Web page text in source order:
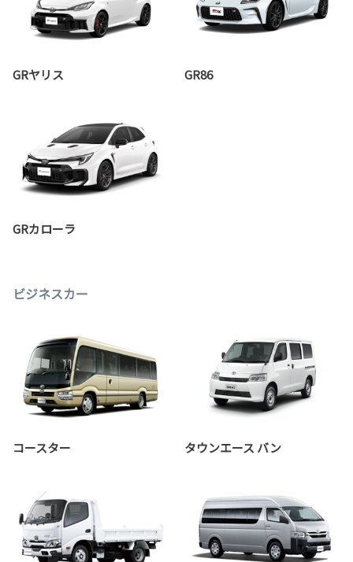
GRヤリス GR86
GRカローラ
ビジネスカー
コースター タウンエース バン